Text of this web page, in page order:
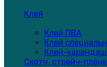
Клей
Клей ПВА
Клей
Клей-карандаш
Скотч, стрейч-